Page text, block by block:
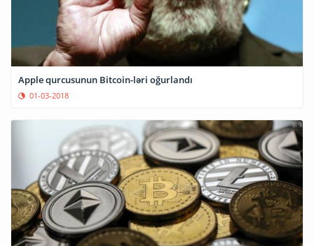
Apple qurcusunun Bitcoin-ləri oğurlandı
01-03-2018